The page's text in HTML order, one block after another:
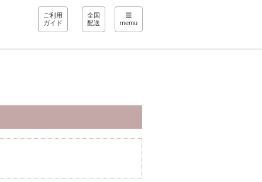
ご利用
ガイド
全国
配送
memu